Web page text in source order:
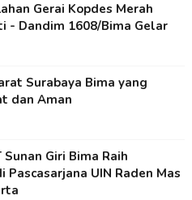
Gerai Kopdes Merah
- Dandim 1608/Bima Gelar
Surabaya Bima yang
dan Aman
Giri Bima Raih
Pascasarjana UIN Raden Mas